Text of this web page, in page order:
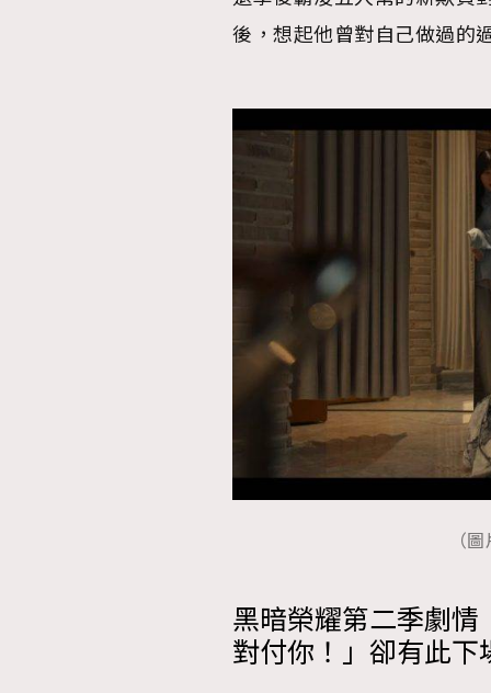
本人已詳閱並同意遵守本文列明條款及細則。 請
公司的私隱政策聲明。
本人願意接收新傳媒集團的最新消息及其他宣
本人的個人資料於任何推廣用途。
後，想起他曾對自己做過的
（
黑暗榮耀第二季劇
對付你！」卻有此下